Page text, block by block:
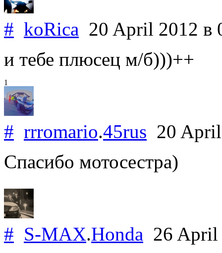
# koRica 20 April 2012 в
и тебе плюсец м/б)))++
1
# rrromario.45rus 20
Спасибо мотосестра)
# S-MAX.Honda 26